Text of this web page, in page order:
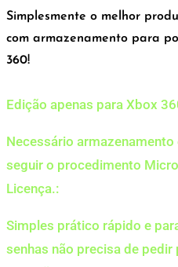
Simplesmente o melhor
com armazenamento para
360!
Edição apenas para Xbox
Necessário
seguir o procedimento
Licença.:
Simples prático rápido e
senhas não precisa de